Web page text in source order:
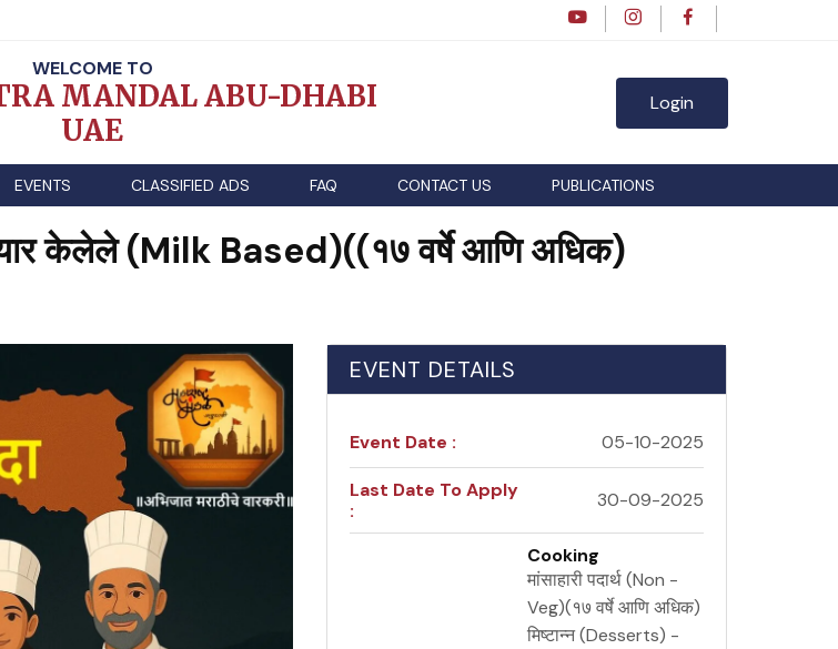
WELCOME TO
MANDAL ABU-DHABI
UAE
Login
EVENTS CLASSIFIED ADS FAQ CONTACT US PUBLICATIONS
केलेले (Milk Based)((१७ वर्षे आणि अधिक)
EVENT DETAILS
Event Date : 05-10-2025
Last Date To Apply
:
30-09-2025
Cooking
मांसाहारी पदार्थ (Non -
Veg)(१७ वर्षे आणि अधिक)
मिष्टान्न (Desserts) -